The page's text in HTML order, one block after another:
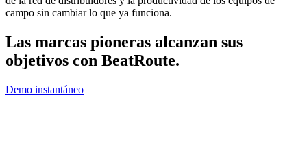
campo sin cambiar lo que ya funciona.
Las marcas pioneras alcanzan sus
objetivos con BeatRoute.
Demo instantáneo